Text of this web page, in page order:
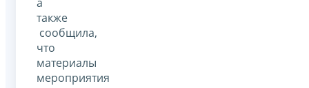
также
сообщила,
что
материалы
мероприятия